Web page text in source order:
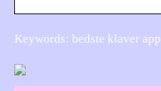
Keywords: bedste klaver app